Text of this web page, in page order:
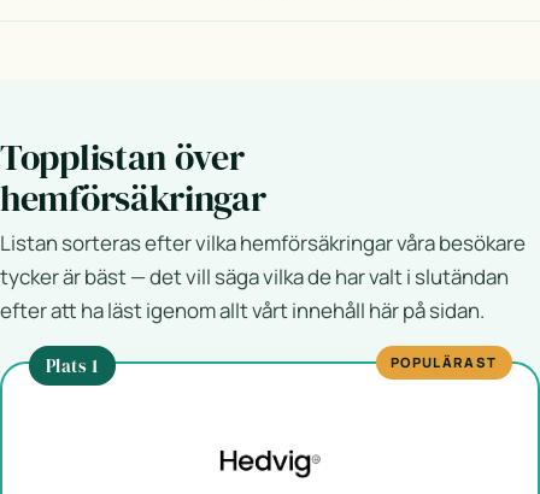
Topplistan över
hemförsäkringar
Listan sorteras efter vilka hemförsäkringar våra besökare
tycker är bäst — det vill säga vilka de har valt i slutändan
efter att ha läst igenom allt vårt innehåll här på sidan.
Plats 1 POPULÄRAST